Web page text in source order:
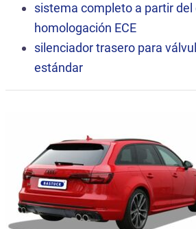
sistema completo a partir
homologación ECE
silenciador trasero para
estándar